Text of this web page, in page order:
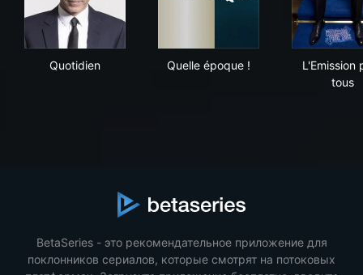
Quotidien Quelle époque !
L'Emission
tous
BetaSeries - это рекомендательное приложение для
поклонников сериалов, которые смотрят на потоковых